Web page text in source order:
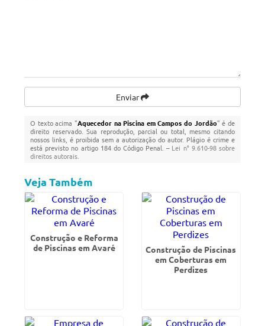
Enviar
O texto acima "Aquecedor na Piscina em Campos do Jordão" é de
direito reservado. Sua reprodução, parcial ou total, mesmo citando
nossos links, é proibida sem a autorização do autor. Plágio é crime e
está previsto no artigo 184 do Código Penal. – Lei n° 9.610-98 sobre
direitos autorais
Veja Também
Construção e Reforma
de Piscinas em Avaré
Construção de Piscinas
em Coberturas em
Perdizes